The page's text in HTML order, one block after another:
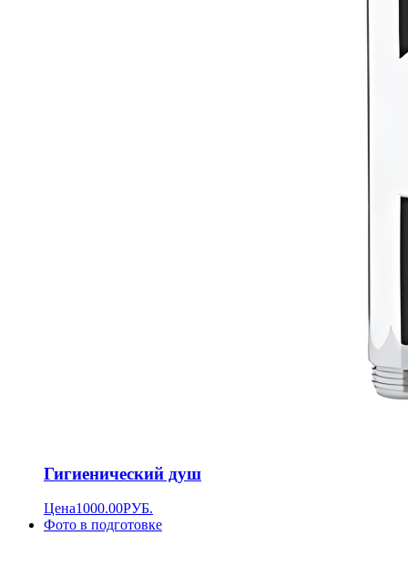
Гигиенический душ
Цена1000.00РУБ.
Фото в подготовке